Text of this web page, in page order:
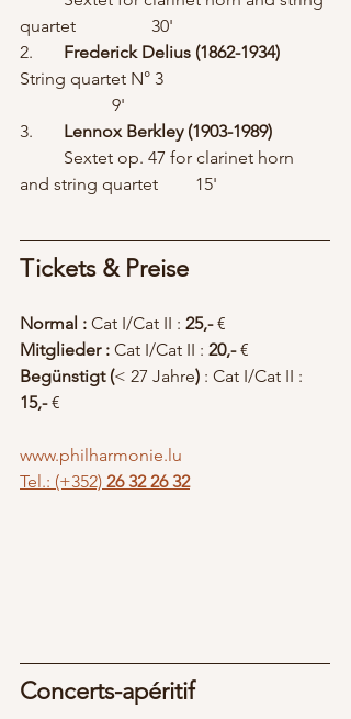
quartet		30'
Frederick Delius (1862-1934)
String quartet N° 3
		 9'
Lennox Berkley (1903-1989)
and string quartet	15'
Tickets & Preise
Normal : Cat I/Cat II : 25,- €
Mitglieder : Cat I/Cat II : 20,- €
Begünstigt (< 27 Jahre) : Cat I/Cat II :
15,- €
www.philharmonie.lu
Tel.: (+352) 26 32 26 32
Concerts-apéritif